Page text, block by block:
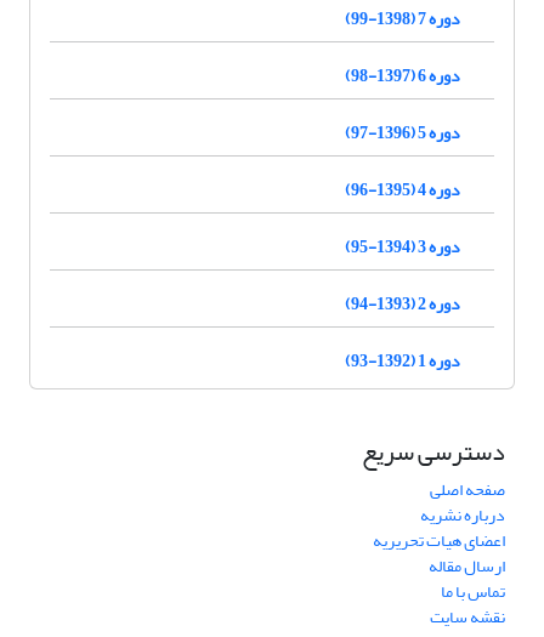
دوره 7 (1398-99)
دوره 6 (1397-98)
دوره 5 (1396-97)
دوره 4 (1395-96)
دوره 3 (1394-95)
دوره 2 (1393-94)
دوره 1 (1392-93)
دسترسی سریع
صفحه اصلی
درباره نشریه
اعضای هیات تحریریه
ارسال مقاله
تماس با ما
نقشه سایت